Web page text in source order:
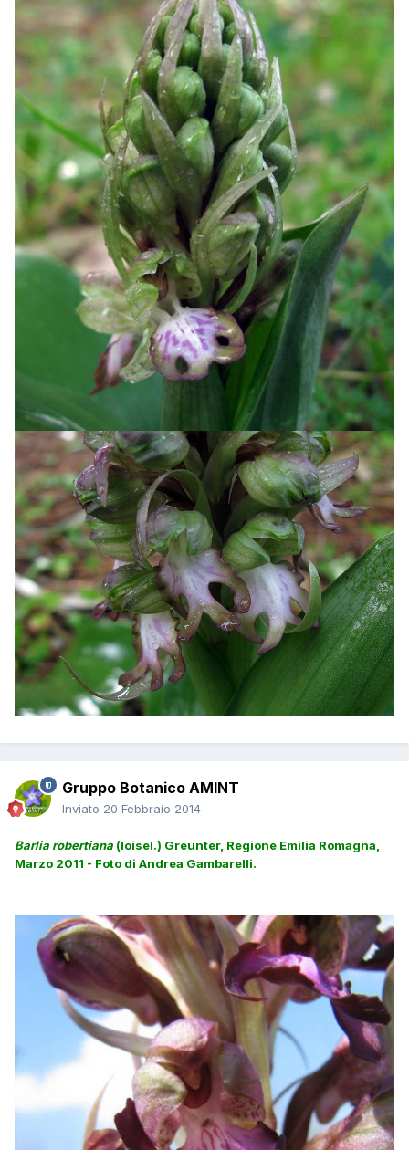
Gruppo Botanico AMINT
Inviato 20 Febbraio 2014
Barlia robertiana (loisel.) Greunter, Regione Emilia Romagna,
Marzo 2011 - Foto di Andrea Gambarelli.